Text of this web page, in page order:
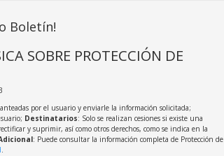
Boletín!
SOBRE PROTECCIÓN DE
por el usuario y enviarle la información solicitada;
Destinatarios: Solo se realizan cesiones si existe una
y suprimir, así como otros derechos, como se indica en la
: Puede consultar la información completa de Protección de
.